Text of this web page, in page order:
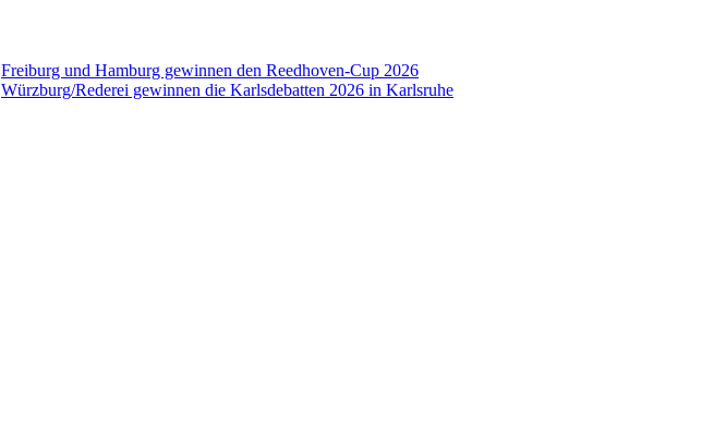
Freiburg und Hamburg gewinnen den Reedhoven-Cup 2026
Würzburg/Rederei gewinnen die Karlsdebatten 2026 in Karlsruhe